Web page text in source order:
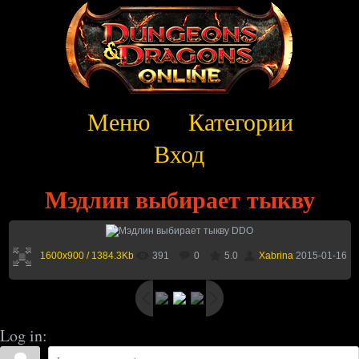
Меню
Категории
Вход
Мэдлин выбирает тыкву
1600x900 / 1384.3Kb 391 0 5.0 Xabrina 2015-01-16
Log in: